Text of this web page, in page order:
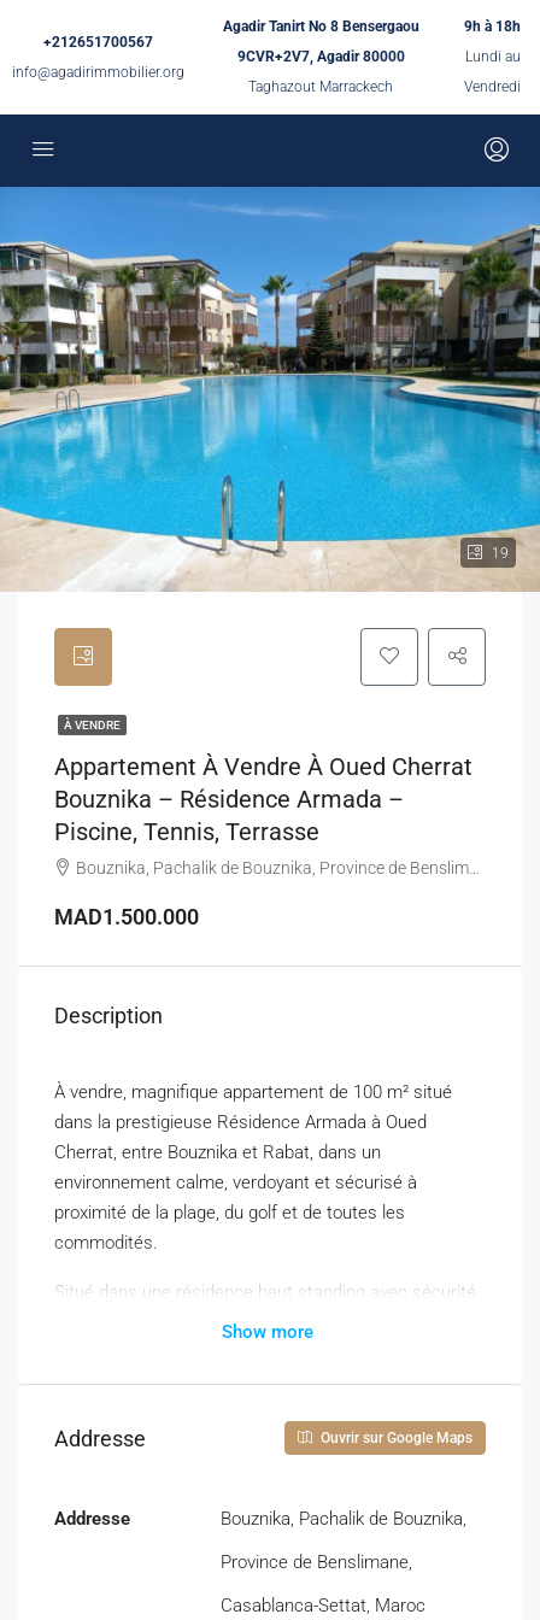
+212651700567
info@agadirimmobilier.org
Agadir Tanirt No 8 Bensergaou
9CVR+2V7, Agadir 80000
Taghazout Marrackech
9h à 18h
Lundi au
Vendredi
19
À VENDRE
Appartement À Vendre À Oued Cherrat
Bouznika – Résidence Armada –
Piscine, Tennis, Terrasse
Bouznika, Pachalik de Bouznika, Province de Benslimane, Casablanca-Settat, Maroc
MAD1.500.000
Description
À vendre, magnifique appartement de 100 m² situé
dans la prestigieuse Résidence Armada à Oued
Cherrat, entre Bouznika et Rabat, dans un
environnement calme, verdoyant et sécurisé à
proximité de la plage, du golf et de toutes les
commodités.
Situé dans une résidence haut standing avec sécurité
24h/24, cet appartement lumineux bénéficie d’une
une vue agréable sur les espaces verts de la
• Surface : 100 m²
• Grand salon lumineux
• Cuisine ouverte entièrement équipée
Show more
Addresse Ouvrir sur Google Maps
Addresse
Bouznika, Pachalik de Bouznika,
Province de Benslimane,
Casablanca-Settat, Maroc